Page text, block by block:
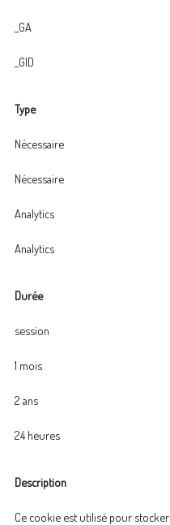
_GA
_GID
Type
Nécessaire
Nécessaire
Analytics
Analytics
Durée
session
1 mois
2 ans
24 heures
Description
Ce cookie est utilisé pour stocker